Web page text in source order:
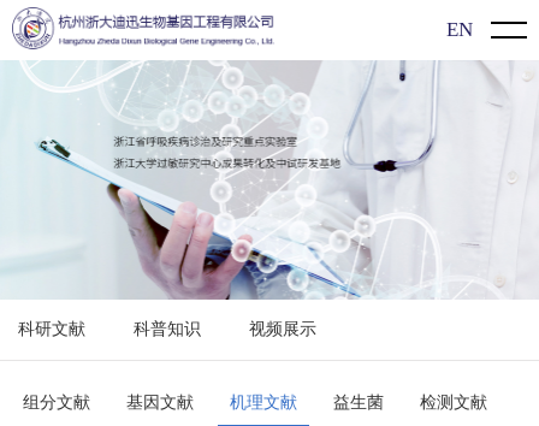
EN
科研文献 科普知识 视频展示
组分文献 基因文献 机理文献 益生菌 检测文献
关于我们
公司介绍
企业文化
发展历程
新闻动态
企业动态
展会信息
行业动态
产品介绍
新型冠状病毒（2019-nCoV）检测系列
过敏原特异性抗体IgE检测系列
食物特异性抗体IgG/lgG4检测系列
过敏知识
科研文献
科普知识